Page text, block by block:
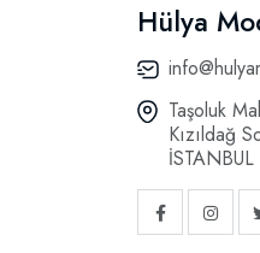
Hülya
Taşoluk
Kızıldağ
İSTANBUL